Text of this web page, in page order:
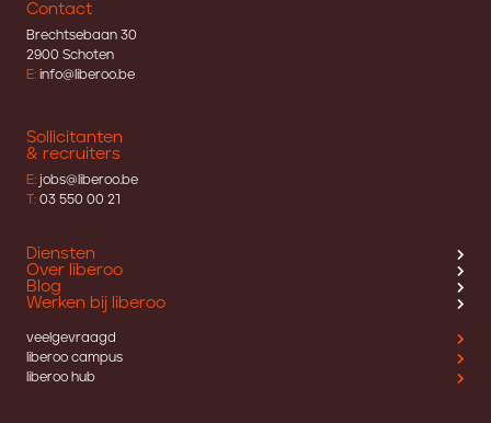
Contact
Brechtsebaan 30
2900 Schoten
E: info@liberoo.be
Sollicitanten
& recruiters
E: jobs@liberoo.be
T: 03 550 00 21
Diensten
Over liberoo
Blog
Werken bij liberoo
veelgevraagd
liberoo campus
liberoo hub